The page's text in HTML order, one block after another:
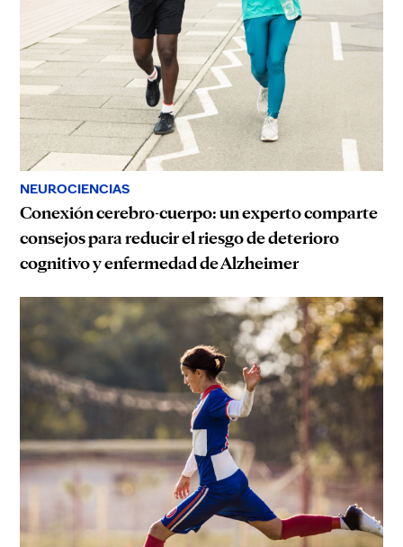
NEUROCIENCIAS
Conexión cerebro-cuerpo: un experto comparte
consejos para reducir el riesgo de deterioro
cognitivo y enfermedad de Alzheimer